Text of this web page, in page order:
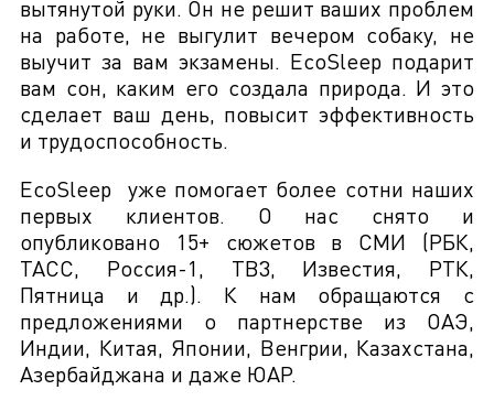
вытянутой руки. Он не решит ваших проблем
на работе, не выгулит вечером собаку, не
выучит за вам экзамены. EcoSleep подарит
вам сон, каким его создала природа. И это
сделает ваш день, повысит эффективность
и трудоспособность.
EcoSleep уже помогает более сотни наших
первых клиентов. О нас снято и
опубликовано 15+ сюжетов в СМИ (РБК,
ТАСС, Россия-1, ТВ3, Известия, РТК,
Пятница и др.). К нам обращаются с
предложениями о партнерстве из ОАЭ,
Индии, Китая, Японии, Венгрии, Казахстана,
Азербайджана и даже ЮАР.